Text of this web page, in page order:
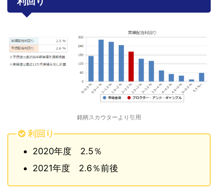
銘柄スカウターより引用
利回り
2020年度 2.5％
2021年度 2.6％前後